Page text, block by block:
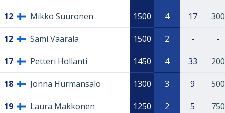
12 Mikko Suuronen 1500 4 17 300
12 Sami Vaarala 1500 2 - -
17 Petteri Hollanti 1450 4 33 200
18 Jonna Hurmansalo 1300 3 9 500
19 Laura Makkonen 1250 2 5 750